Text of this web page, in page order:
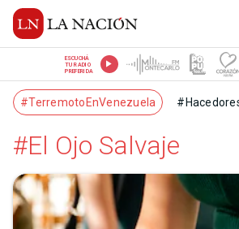
ESCUCHÁ
TU RADIO
PREFERIDA
#TerremotoEnVenezuela
#El Ojo Salvaje